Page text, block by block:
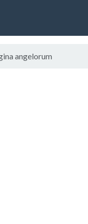
angelorum